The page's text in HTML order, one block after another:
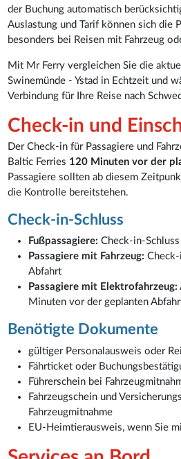
der Buchung automatisch
Auslastung und Tarif können sich die
besonders bei Reisen mit Fahrzeug
Mit Mr Ferry vergleichen Sie die
Swinemünde - Ystad in Echtzeit und
Verbindung für Ihre Reise nach
Check-in und
Der Check-in für Passagiere und
Baltic Ferries 120 Minuten vor der
Passagiere sollten ab diesem
die Kontrolle bereitstehen.
Check-in-Schluss
Fußpassagiere: Check-in-
Passagiere mit Fahrzeug:
Abfahrt
Passagiere mit Elektrofahrzeug:
Minuten vor der geplanten
Benötigte Dokumente
gültiger Personalausweis oder
Fährticket oder
Führerschein bei
Fahrzeugschein und
Fahrzeugmitnahme
EU-Heimtierausweis, wenn Sie